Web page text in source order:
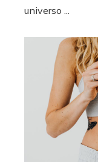
universo ...